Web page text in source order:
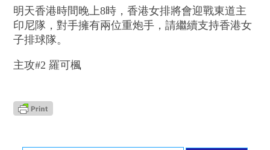
明天香港時間晚上8時，香港女排將會迎戰東道主
印尼隊，對手擁有兩位重炮手，請繼續支持香港女
子排球隊。
主攻#2 羅可楓